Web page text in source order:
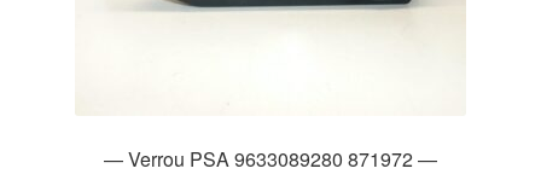
— Verrou PSA 9633089280 871972 —